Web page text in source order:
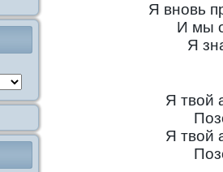
Я вновь
И мы
Я
Я твой
Я твой